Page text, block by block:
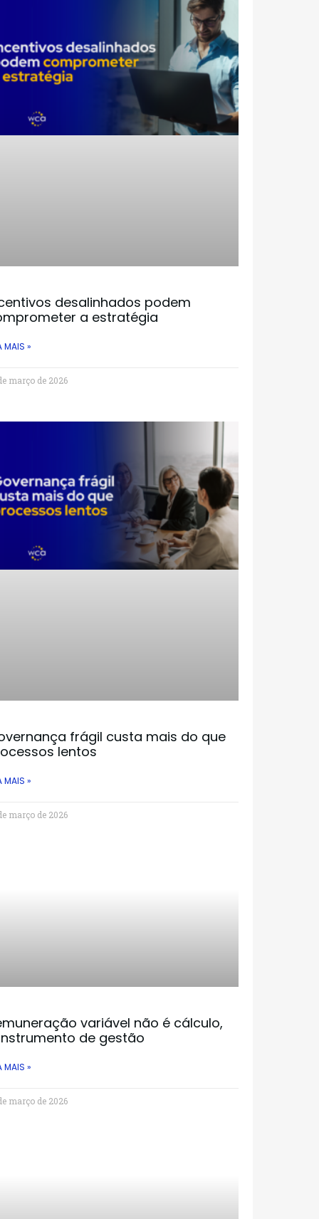
desalinhados podem
a estratégia
MAIS »
março de 2026
frágil custa mais do que
lentos
MAIS »
março de 2026
variável não é cálculo,
de gestão
MAIS »
março de 2026